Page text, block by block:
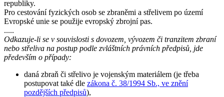
republiky.
Pro cestování fyzických osob se zbraněmi a střelivem po území
Evropské unie se použije evropský zbrojní pas.
.....
Odkazuje-li se v souvislosti s dovozem, vývozem či tranzitem zbraní
nebo střeliva na postup podle zvláštních právních předpisů, jde
především o případy:
daná zbraň či střelivo je vojenským materiálem (je třeba
postupovat také dle zákona č. 38/1994 Sb., ve znění
pozdějších předpisů),